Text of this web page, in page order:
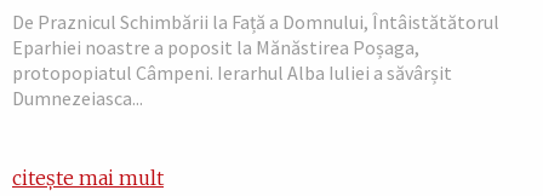
De Praznicul Schimbării la Față a Domnului, Întâistătătorul
Eparhiei noastre a poposit la Mănăstirea Poșaga,
protopopiatul Câmpeni. Ierarhul Alba Iuliei a săvârșit
Dumnezeiasca...
citește mai mult